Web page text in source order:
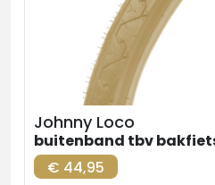
Johnny Loco
€ 44,95